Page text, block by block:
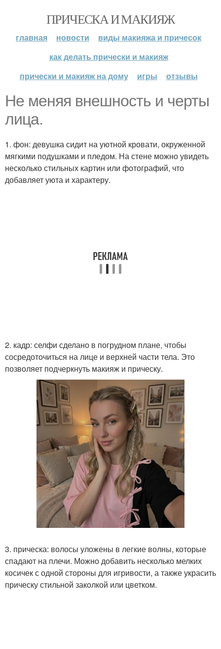
ПРИЧЕСКА И МАКИЯЖ
главная новости
виды макияжа и причесок
как делать прически и макияж
прически и макияж на дому
игры отзывы
Не меняя внешность и черты
лица.
1. фон: девушка сидит на уютной кровати, окруженной
мягкими подушками и пледом. На стене можно увидеть
несколько стильных картин или фотографий, что
добавляет уюта и характеру.
2. кадр: селфи сделано в погрудном плане, чтобы
сосредоточиться на лице и верхней части тела. Это
позволяет подчеркнуть макияж и прическу.
3. прическа: волосы уложены в легкие волны, которые
спадают на плечи. Можно добавить несколько мелких
косичек с одной стороны для игривости, а также украсить
прическу стильной заколкой или цветком.